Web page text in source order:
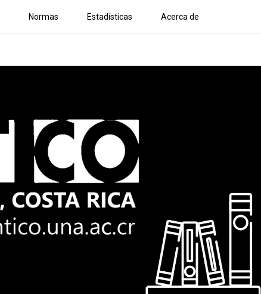
Normas Estadísticas Acerca de